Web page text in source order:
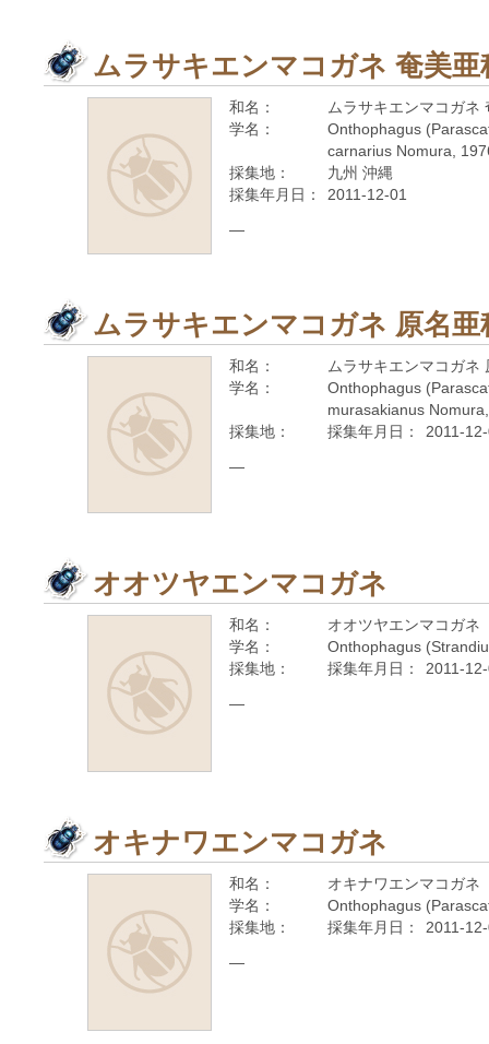
ムラサキエンマコガネ 奄美亜
和名：
ムラサキエンマコガネ
学名：
Onthophagus
carnarius Nomura,
採集地：
九州 沖縄
採集年月日：
2011-12-01
—
ムラサキエンマコガネ 原名亜
和名：
ムラサキエンマコガネ
学名：
Onthophagus
murasakianus
採集地：
採集年月日： 2011-
—
オオツヤエンマコガネ
和名：
オオツヤエンマコガネ
学名：
Onthophagus
採集地：
採集年月日： 2011-
—
オキナワエンマコガネ
和名：
オキナワエンマコガネ
学名：
Onthophagus
採集地：
採集年月日： 2011-
—